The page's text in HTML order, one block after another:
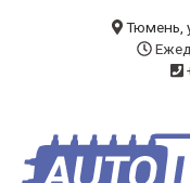
ЧИП-ТЮНИНГ
Тюмень,